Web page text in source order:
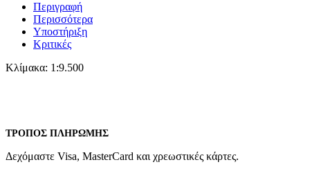
Περιγραφή
Περισσότερα
Υποστήριξη
Κριτικές
Κλίμακα: 1:9.500
ΤΡΌΠΟΣ ΠΛΗΡΩΜΉΣ
Δεχόμαστε Visa, MasterCard και χρεωστικές κάρτες.